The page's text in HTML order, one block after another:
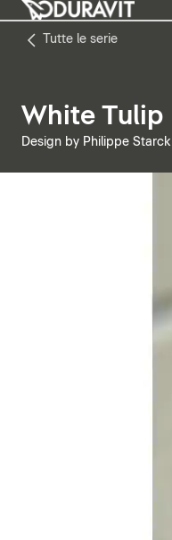
Tutte le serie
White Tulip
Design by Philippe Starck